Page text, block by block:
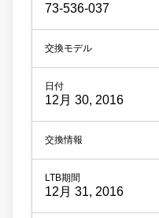
73-536-037
12月 30, 2016
12月 31, 2016